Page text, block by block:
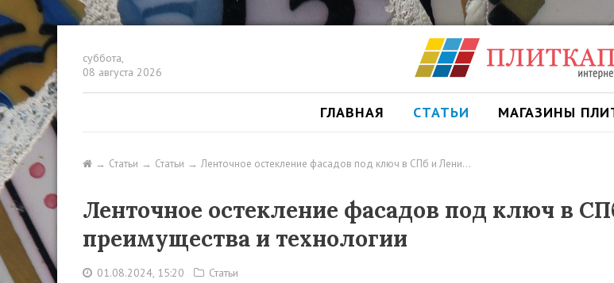
суббота,
08 августа 2026
ГЛАВНАЯ СТАТЬИ МАГАЗИНЫ
Статьи Статьи Ленточное остекление фасадов под ключ в СПб и Лени…
Ленточное остекление фасадов под ключ в
преимущества и технологии
01.08.2024, 15:20 Статьи